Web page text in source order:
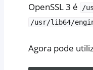
OpenSSL 3 é
/
/usr/lib64/
Agora pode